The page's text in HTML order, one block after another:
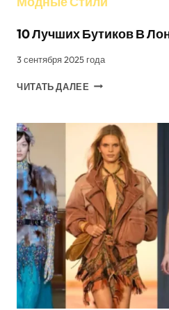
10 Лучших Бутиков В
3 сентября 2025 года
ЧИТАТЬ ДАЛЕЕ 10
В
ЛОНДОНЕ